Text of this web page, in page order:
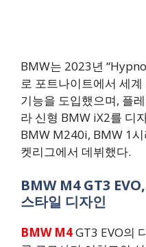
BMW는 2023년
로 포트나이트에서 세
기능을 도입했으며, 플
라 신형 BMW iX2를 디
BMW M240i, BMW 1
켓리그에서 데뷔했다.
BMW M4 GT3
스타일 디자인
BMW M4GT3 EVO의